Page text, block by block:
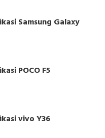
Samsung Galaxy
POCO F5
vivo Y36